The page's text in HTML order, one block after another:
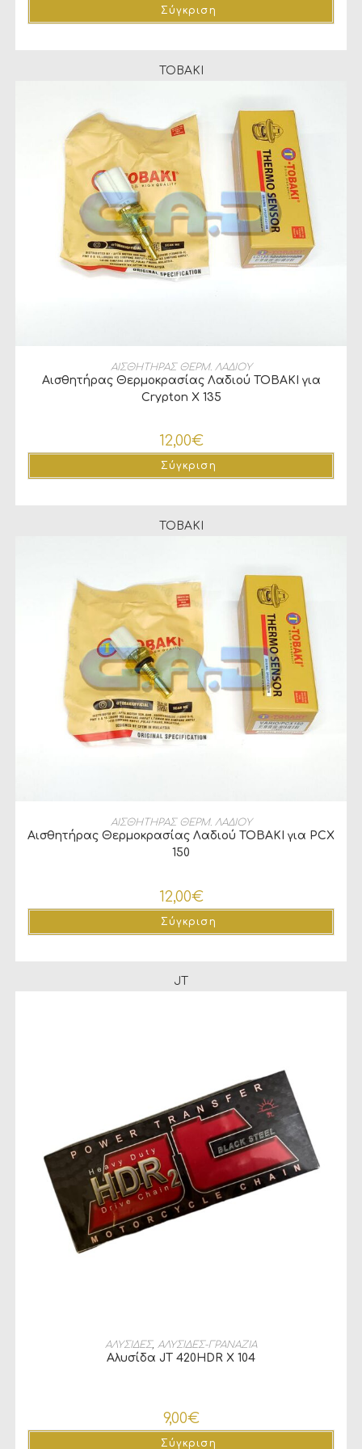
Σύγκριση
TOBAKI
ΠΡΟΣΘΉΚΗ ΣΤΟ ΚΑΛΆΘΙ
ΑΙΣΘΗΤΗΡΑΣ ΘΕΡΜ. ΛΑΔΙΟΥ
Αισθητήρας Θερμοκρασίας Λαδιού TOBAKI για
Crypton X 135
12,00€
Σύγκριση
TOBAKI
ΠΡΟΣΘΉΚΗ ΣΤΟ ΚΑΛΆΘΙ
ΑΙΣΘΗΤΗΡΑΣ ΘΕΡΜ. ΛΑΔΙΟΥ
Αισθητήρας Θερμοκρασίας Λαδιού TOBAKI για PCX
150
12,00€
Σύγκριση
JT
ΠΡΟΣΘΉΚΗ ΣΤΟ ΚΑΛΆΘΙ
ΑΛΥΣΙΔΕΣ, ΑΛΥΣΙΔΕΣ-ΓΡΑΝΑΖΙΑ
Αλυσίδα JT 420HDR X 104
9,00€
Σύγκριση